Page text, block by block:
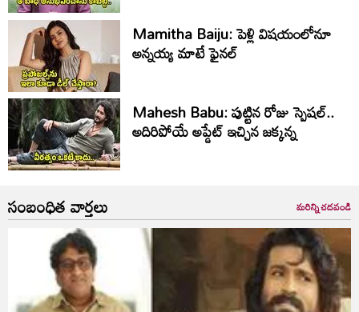
Mamitha Baiju: పెళ్లి విషయంలోనూ
అన్నయ్య మాటే ఫైనల్‌
Mahesh Babu: పుట్టిన రోజు స్పెషల్..
అదిరిపోయే అప్డేట్ ఇచ్చిన జక్కన్న
సంబంధిత వార్తలు మరిన్ని చదవండి